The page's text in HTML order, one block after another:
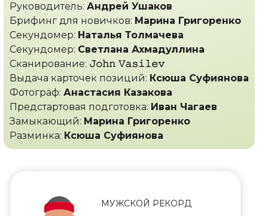
МУЖСКОЙ РЕКОРД
Руководитель: Андрей Ушаков
Брифинг для новичков: Марина Григоренко
Секундомер: Наталья Толмачева
Секундомер: Светлана Ахмадуллина
Сканирование: 𝙹𝚘𝚑𝚗 𝚅𝚊𝚜𝚒𝚕𝚎𝚟
Выдача карточек позиций: Ксюша Суфиянова
Фотограф: Анастасия Казакова
Предстартовая подготовка: Иван Чагаев
Замыкающий: Марина Григоренко
Разминка: Ксюша Суфиянова